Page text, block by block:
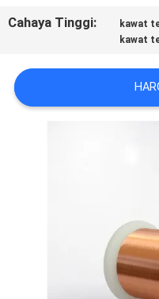
REQUEST
SUATU
SITEMAP
Cahaya Tinggi: kawat
kawat